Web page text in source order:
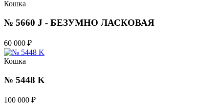
Кошка
№ 5660 J - БЕЗУМНО ЛАСКОВАЯ
60 000 ₽
Кошка
№ 5448 K
100 000 ₽